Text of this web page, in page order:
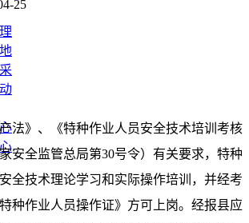
25
法》、《特种作业人员安全技术培训考核
安全监管总局第30号令） 有关要求， 特种
全技术理论学习和实际操作培训，并经考
种作业人员操作证》方可上岗。 经报县应